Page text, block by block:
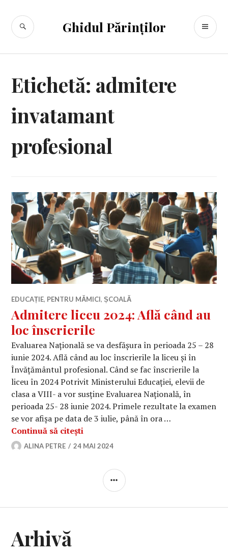
conținut
Ghidul Părinților
CĂUTARE
Etichetă: admitere
invatamant
profesional
EDUCAȚIE, PENTRU MĂMICI,ȘCOALĂ
Admitere liceu 2024: Află când au
loc înscrierile
Evaluarea Națională se va desfășura în perioada 25 – 28
iunie 2024. Află când au loc înscrierile la liceu și în
Învățământul profesional. Când se fac înscrierile la
liceu în 2024 Potrivit Ministerului Educației, elevii de
clasa a VIII- a vor susține Evaluarea Națională, în
perioada 25- 28 iunie 2024. Primele rezultate la examen
se vor afișa pe data de 3 iulie, până în ora …
Continuă să citești
ALINA PETRE 24 MAI 2024
BARĂ
Arhivă